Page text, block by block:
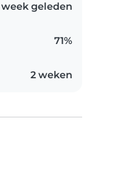
week geleden
71%
2 weken